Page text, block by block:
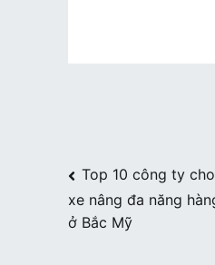
Điều
hướng
bài
Top 10 công ty
xe nâng đa năng
ở Bắc Mỹ